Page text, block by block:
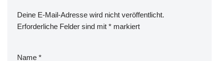
Deine E-Mail-Adresse wird nicht veröffentlicht.
Erforderliche Felder sind mit * markiert
Name *